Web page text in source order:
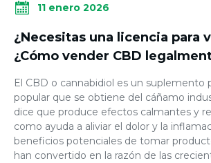
11 enero 2026
¿Necesitas una licencia para
¿Cómo vender CBD
El CBD o cannabidiol es un suplemento
popular que se obtiene del cáñamo
dice que produce efectos calmantes y
como ayuda a aliviar el dolor y la
beneficios potenciales de tomar
han convertido en la razón de las